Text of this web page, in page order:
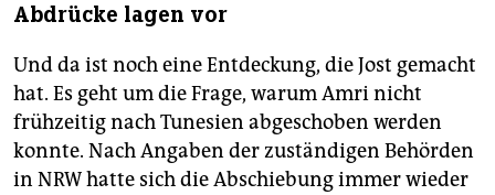
Abdrücke lagen vor
Und da ist noch eine Entdeckung, die Jost gemacht
hat. Es geht um die Frage, warum Amri nicht
frühzeitig nach Tunesien abgeschoben werden
konnte. Nach Angaben der zuständigen Behörden
in NRW hatte sich die Abschiebung immer wieder